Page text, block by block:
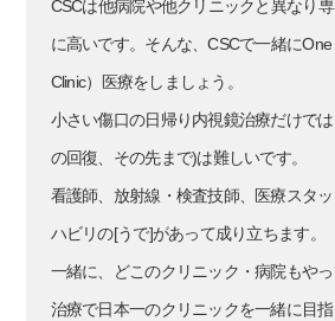
CSCは他病院や他クリニックと異なり
に高いです。そんな、CSCで一緒に
Clinic）医療をしましょう。
小さい傷口の日帰り内視鏡治療だけで
の回復、その先まで)は難しいです。
看護師、放射線・検査技師、医療スタ
ハビリの[うで]があって成り立ちます。
一緒に、どこのクリニック・病院もや
治療で日本一のクリニックを一緒に目指